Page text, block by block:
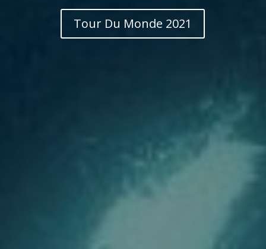
Tour Du Monde 2021